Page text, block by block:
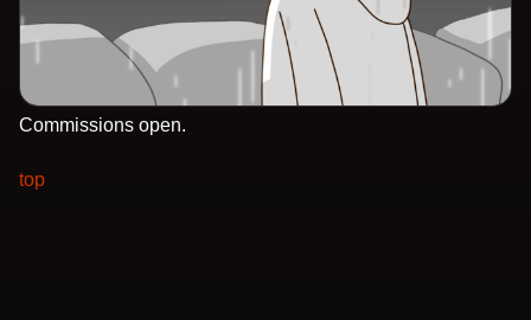
Commissions open.
top